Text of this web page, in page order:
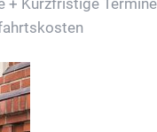
+ Kurzfristige